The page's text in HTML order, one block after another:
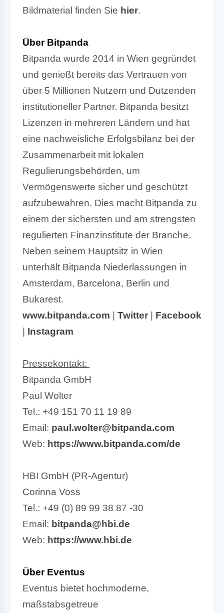
Bildmaterial finden Sie hier.
Über Bitpanda
Bitpanda wurde 2014 in Wien gegründet
und genießt bereits das Vertrauen von
über 5 Millionen Nutzern und Dutzenden
institutioneller Partner. Bitpanda besitzt
Lizenzen in mehreren Ländern und hat
eine nachweisliche Erfolgsbilanz bei der
Zusammenarbeit mit lokalen
Regulierungsbehörden, um
Vermögenswerte sicher und geschützt
aufzubewahren. Dies macht Bitpanda zu
einem der sichersten und am strengsten
regulierten Finanzinstitute der Branche.
Neben seinem Hauptsitz in Wien
unterhält Bitpanda Niederlassungen in
Amsterdam, Barcelona, Berlin und
Bukarest.
www.bitpanda.com | Twitter | Facebook
| Instagram
Pressekontakt:
Bitpanda GmbH
Paul Wolter
Tel.: +49 151 70 11 19 89
Email: paul.wolter@bitpanda.com
Web: https://www.bitpanda.com/de
HBI GmbH (PR-Agentur)
Corinna Voss
Tel.: +49 (0) 89 99 38 87 -30
Email: bitpanda@hbi.de
Web: https://www.hbi.de
Über Eventus
Eventus bietet hochmoderne,
maßstabsgetreue